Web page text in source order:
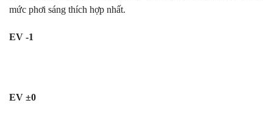
mức phơi sáng thích hợp nhất.
EV -1
EV ±0